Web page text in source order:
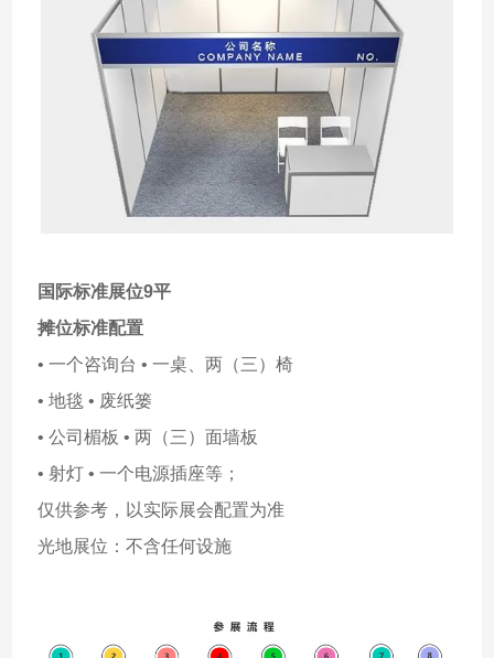
国际标准展位9平
摊位标准配置
• 一个咨询台 • 一桌、两（三）椅
• 地毯 • 废纸篓
• 公司楣板 • 两（三）面墙板
• 射灯 • 一个电源插座等；
仅供参考，以实际展会配置为准
光地展位：不含任何设施